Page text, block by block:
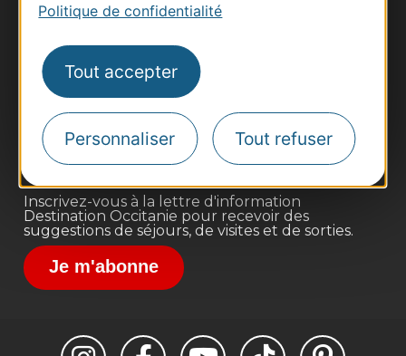
Politique de confidentialité
Tout accepter
Personnaliser Tout refuser
Business/Mice
Pros d'Occitanie
Site presse et d'influence
Voyagistes
Destination Sport
Inscrivez-vous à la lettre d'information
Destination Occitanie pour recevoir des
suggestions de séjours, de visites et de sorties.
Je m'abonne